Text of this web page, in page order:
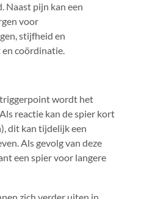
Naast pijn kan een
voor
stijfheid en
coördinatie.
wordt het
reactie kan de spier kort
dit kan tijdelijk een
Als gevolg van deze
een spier voor langere